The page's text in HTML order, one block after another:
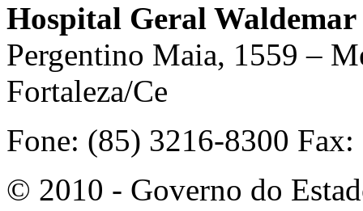
Hospital Geral
Pergentino Maia, 1559 –
Fortaleza/Ce
Fone: (85) 3216-8300
© 2010 - Governo do